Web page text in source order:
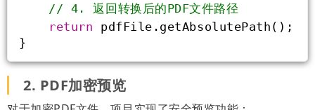
// 4. 返回转换后的PDF文件路径
return pdfFile.getAbsolutePath();
}
2. PDF加密预览